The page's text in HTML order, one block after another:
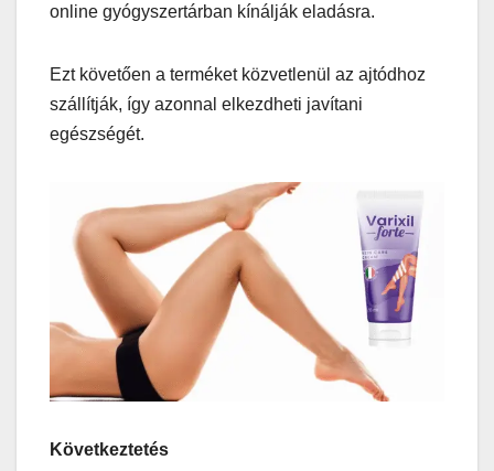
online gyógyszertárban kínálják eladásra.
Ezt követően a terméket közvetlenül az ajtódhoz
szállítják, így azonnal elkezdheti javítani
egészségét.
Következtetés